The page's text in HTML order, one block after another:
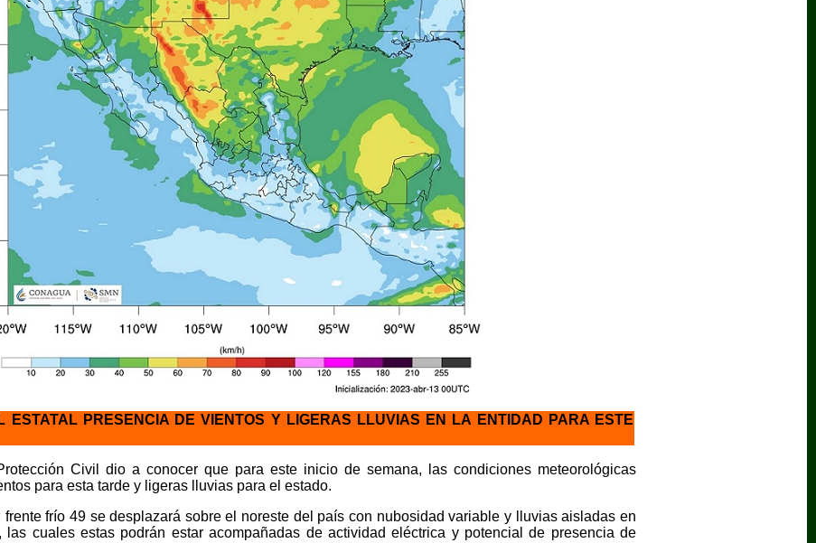
ESTATAL PRESENCIA DE VIENTOS Y LIGERAS LLUVIAS EN LA ENTIDAD PARA ESTE
Civil dio a conocer que para este inicio de semana, las condiciones meteorológicas
para esta tarde y ligeras lluvias para el estado.
frío 49 se desplazará sobre el noreste del país con nubosidad variable y lluvias aisladas en
las cuales estas podrán estar acompañadas de actividad eléctrica y potencial de presencia de